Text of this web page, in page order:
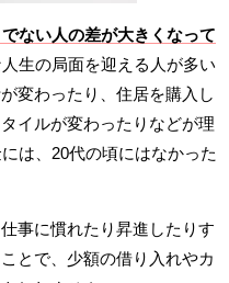
ない人の差が大きくなって
生の局面を迎える人が多い
変わったり、住居を購入し
イルが変わったりなどが理
は、20代の頃にはなかった
事に慣れたり昇進したりす
とで、少額の借り入れやカ